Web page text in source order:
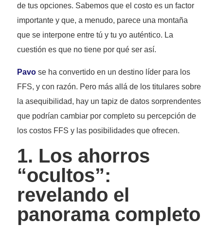
de tus opciones. Sabemos que el costo es un factor
importante y que, a menudo, parece una montaña
que se interpone entre tú y tu yo auténtico. La
cuestión es que no tiene por qué ser así.
Pavo se ha convertido en un destino líder para los
FFS, y con razón. Pero más allá de los titulares sobre
la asequibilidad, hay un tapiz de datos sorprendentes
que podrían cambiar por completo su percepción de
los costos FFS y las posibilidades que ofrecen.
1. Los ahorros
“ocultos”:
revelando el
panorama completo